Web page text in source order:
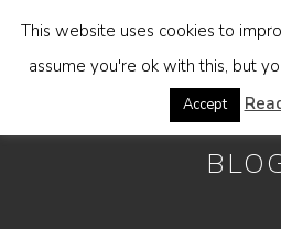
This website uses cookies to
assume you're ok with this, but
Accept